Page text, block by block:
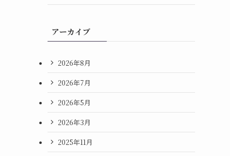
アーカイブ
2026年8月
2026年7月
2026年5月
2026年3月
2025年11月